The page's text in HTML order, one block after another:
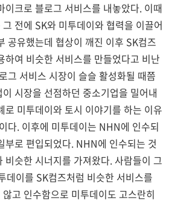
이크로 블로그 서비스를 내놓았다. 이때
전에 SK와 미투데이와 협력을 이끌어
공유했는데 협상이 깨진 이후 SK컴즈
하여 비슷한 서비스를 만들었다고 비난
그 서비스 시장이 슬슬 활성화될 때쯤
시장을 선점하던 중소기업을 밀어내
로 미투데이와 토시 이야기를 하는 이유
다. 이후에 미투데이는 NHN에 인수되
부로 편입되었다. NHN에 인수되는 것
비슷한 시너지를 가져왔다. 사람들이 그
데이를 SK컴즈처럼 비슷한 서비스를
고 인수함으로 미투데이도 고스란히